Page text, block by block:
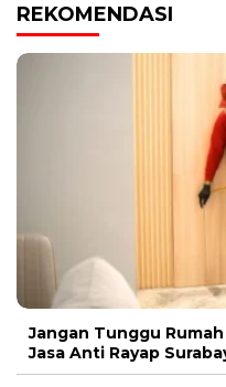
REKOMENDASI
Jangan Tunggu
Jasa Anti Rayap